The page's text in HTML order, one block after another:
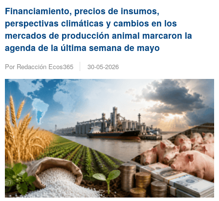
Financiamiento, precios de insumos,
perspectivas climáticas y cambios en los
mercados de producción animal marcaron la
agenda de la última semana de mayo
Por Redacción Ecos365 30-05-2026